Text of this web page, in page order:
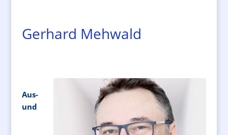
Gerhard Mehwald
Aus-
und